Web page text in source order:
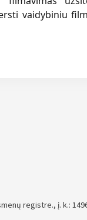
vaidybiniu
registre., į. k.: